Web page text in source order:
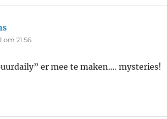
om 21:56
er mee te maken…. mysteries!